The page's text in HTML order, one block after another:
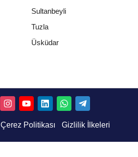
Sultanbeyli
Tuzla
Üsküdar
Çerez Politikası Gizlilik İlkeleri